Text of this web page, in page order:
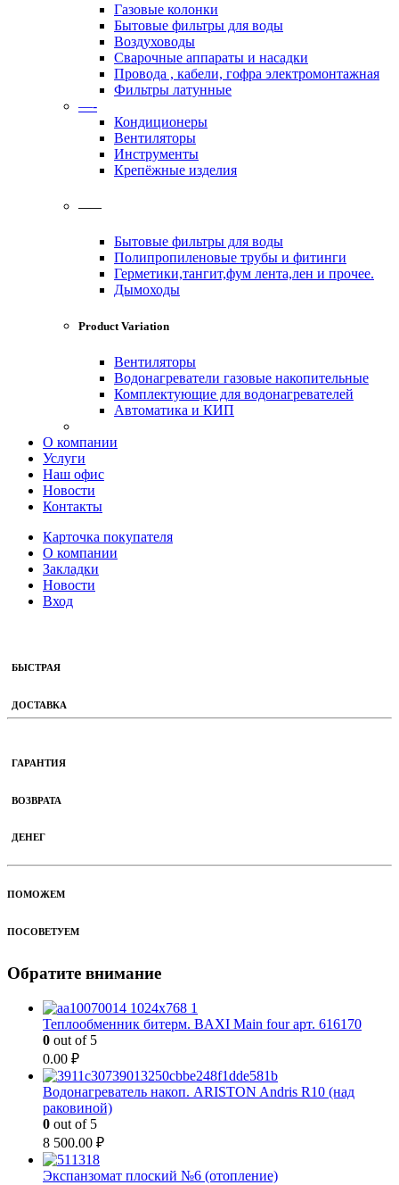
Газовые колонки
Бытовые фильтры для воды
Воздуховоды
Сварочные аппараты и насадки
Провода , кабели, гофра электромонтажная
Фильтры латунные
—-
Кондиционеры
Вентиляторы
Инструменты
Крепёжные изделия
——
Бытовые фильтры для воды
Полипропиленовые трубы и фитинги
Герметики,тангит,фум лента,лен и прочее.
Дымоходы
Product Variation
Вентиляторы
Водонагреватели газовые накопительные
Комплектующие для водонагревателей
Автоматика и КИП
О компании
Услуги
Наш офис
Новости
Контакты
Карточка покупателя
О компании
Закладки
Новости
Вход
БЫСТРАЯ
ДОСТАВКА
ГАРАНТИЯ
ВОЗВРАТА
ДЕНЕГ
ПОМОЖЕМ
ПОСОВЕТУЕМ
Обратите внимание
Теплообменник битерм. BAXI Main four арт. 616170
0 out of 5
0.00 ₽
Водонагреватель накоп. ARISTON Andris R10 (над
раковиной)
0 out of 5
8 500.00 ₽
Экспанзомат плоский №6 (отопление)